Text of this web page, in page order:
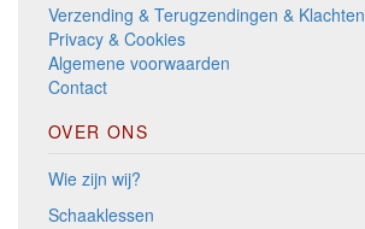
Verzending & Terugzendingen & Klachten
Privacy & Cookies
Algemene voorwaarden
Contact
OVER ONS
Wie zijn wij?
Schaaklessen